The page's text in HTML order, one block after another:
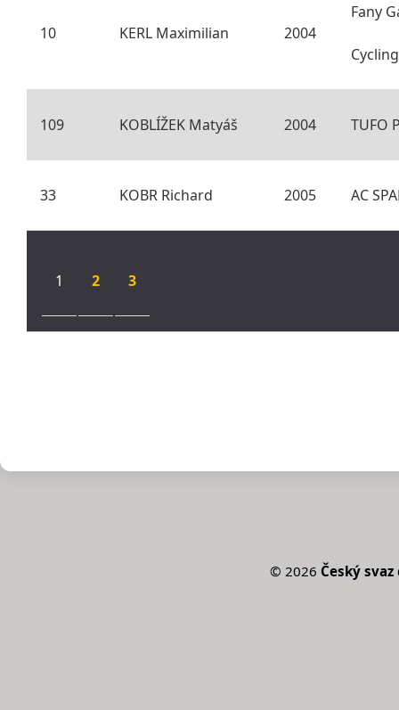
10 KERL Maximilian 2004
Fany
109 KOBLÍŽEK Matyáš 2004 TUFO
33 KOBR Richard 2005 AC
1 2 3
© 2026 Český